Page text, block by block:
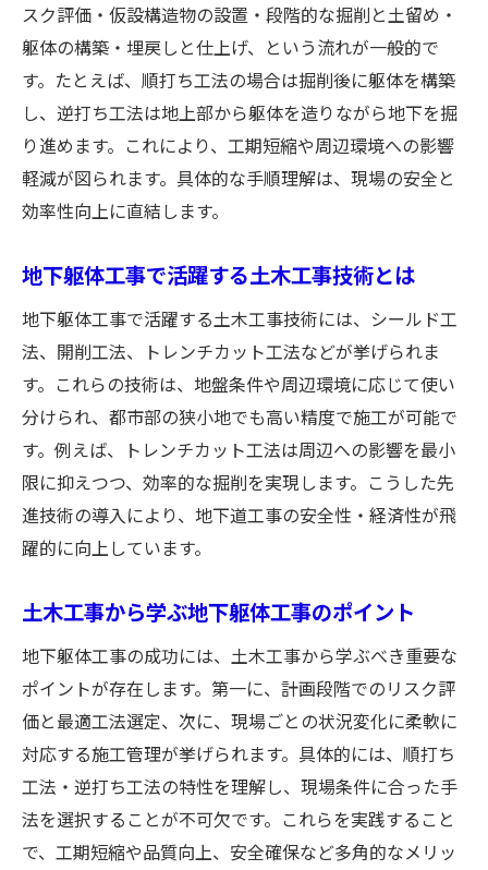
スク評価・仮設構造物の設置・段階的な掘削と土留め・
躯体の構築・埋戻しと仕上げ、という流れが一般的で
す。たとえば、順打ち工法の場合は掘削後に躯体を構築
し、逆打ち工法は地上部から躯体を造りながら地下を掘
り進めます。これにより、工期短縮や周辺環境への影響
軽減が図られます。具体的な手順理解は、現場の安全と
効率性向上に直結します。
地下躯体工事で活躍する土木工事技術とは
地下躯体工事で活躍する土木工事技術には、シールド工
法、開削工法、トレンチカット工法などが挙げられま
す。これらの技術は、地盤条件や周辺環境に応じて使い
分けられ、都市部の狭小地でも高い精度で施工が可能で
す。例えば、トレンチカット工法は周辺への影響を最小
限に抑えつつ、効率的な掘削を実現します。こうした先
進技術の導入により、地下道工事の安全性・経済性が飛
躍的に向上しています。
土木工事から学ぶ地下躯体工事のポイント
地下躯体工事の成功には、土木工事から学ぶべき重要な
ポイントが存在します。第一に、計画段階でのリスク評
価と最適工法選定、次に、現場ごとの状況変化に柔軟に
対応する施工管理が挙げられます。具体的には、順打ち
工法・逆打ち工法の特性を理解し、現場条件に合った手
法を選択することが不可欠です。これらを実践すること
で、工期短縮や品質向上、安全確保など多角的なメリッ